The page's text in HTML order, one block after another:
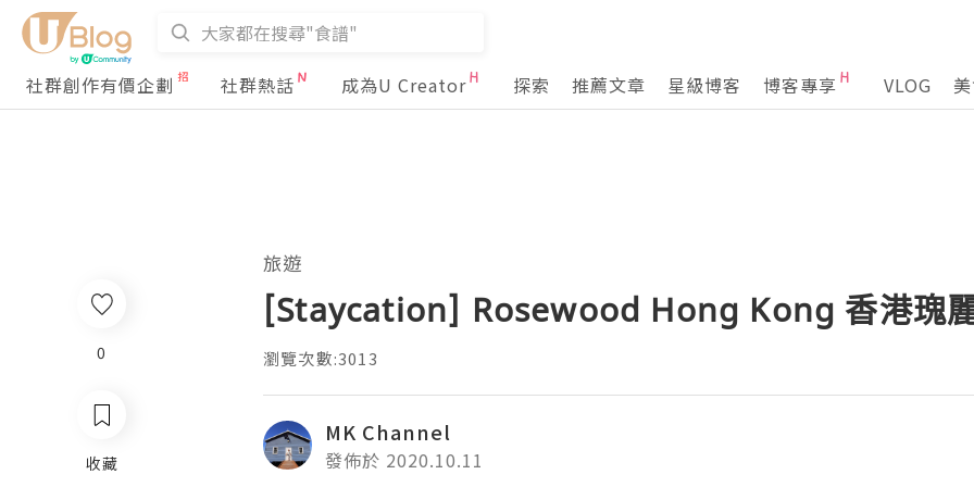
社群創作有價企劃 社群熱話 成為U Creator 探索 推薦文章 星級博客 博客專享 VLOG
旅遊
[Staycation] Rosewood Hong Kong 香港瑰
瀏覽次數:3013
MK Channel
發佈於 2020.10.11
0
收藏